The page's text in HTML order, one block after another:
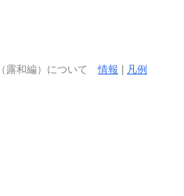
露和編）について情報 凡例